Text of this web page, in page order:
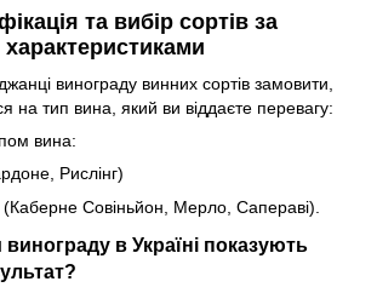
та вибір сортів за
характеристиками
винограду винних сортів замовити,
на тип вина, який ви віддаєте перевагу:
вина:
Рислінг)
(Каберне Совіньйон, Мерло, Сапераві).
винограду в Україні показують